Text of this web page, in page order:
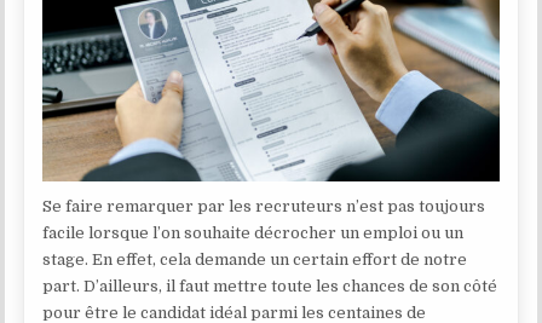
Se faire remarquer par les recruteurs n’est pas toujours
facile lorsque l’on souhaite décrocher un emploi ou un
stage. En effet, cela demande un certain effort de notre
part. D’ailleurs, il faut mettre toute les chances de son côté
pour être le candidat idéal parmi les centaines de